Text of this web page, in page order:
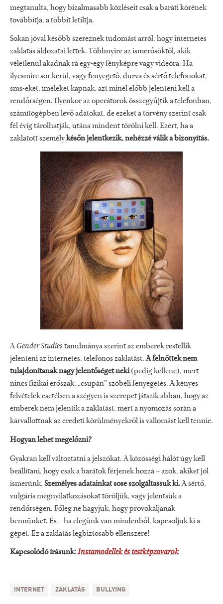
megtanulta, hogy bizalmasabb közléseit csak a baráti körének
továbbítja, a többit letiltja.
Sokan jóval később szereznek tudomást arról, hogy internetes
zaklatás áldozatai lettek. Többnyire az ismerősöktől, akik
véletlenül akadnak rá egy-egy fényképre vagy videóra. Ha
ilyesmire sor kerül, vagy fenyegető, durva és sértő telefonokat,
sms-eket, íméleket kapnak, azt minél előbb jelenteni kell a
rendőrségen. Ilyenkor az operátorok összegyűjtik a telefonban,
számítógépben levő adatokat, de ezeket a törvény szerint csak
fél évig tárolhatják, utána mindent törölni kell. Ezért, ha a
zaklatott személykésőn jelentkezik, nehézzé válik a bizonyítás.
AGender Studiestanulmánya szerint az emberek restellik
jelenteni az internetes, telefonos zaklatást.A felnőttek nem
tulajdonítanak nagy jelentőséget neki(pedig kellene), mert
nincs fizikai erőszak, „csupán” szóbeli fenyegetés. A kényes
felvételek esetében a szégyen is szerepet játszik abban, hogy az
emberek nem jelentik a zaklatást, mert a nyomozás során a
kárvallottnak az eredeti körülményekről is vallomást kell tennie.
Hogyan lehet megelőzni?
Gyakran kell változtatni a jelszókat. A közösségi hálót úgy kell
beállítani, hogy csak a barátok férjenek hozzá – azok, akiket jól
ismerünk. Személyes adatainkat sose szolgáltassuk ki.A sértő,
vulgáris megnyilatkozásokat töröljük, vagy jelentsük a
rendőrségen. Főleg ne hagyjuk, hogy provokáljanak
bennünket. És – ha elegünk van mindenből, kapcsoljuk ki a
gépet. Ez a zaklatás legbiztosabb ellenszere!
Kapcsolódó írásunk:Instamodellek és testképzavarok
INTERNET ZAKLATÁS BULLYING